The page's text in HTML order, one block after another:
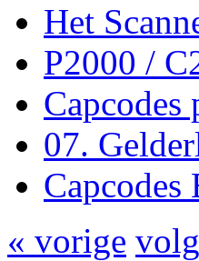
Het
P2000 /
Capcodes
07.
« vorige